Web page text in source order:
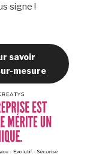
signe !
savoir
mesure